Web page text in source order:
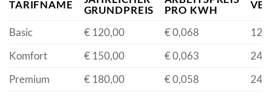
TARIFNAME
GRUNDPREIS
PRO KWH
Basic € 120,00 € 0,068
12
Komfort
€ 150,00 € 0,063
24
Premium
€ 180,00 € 0,058 24